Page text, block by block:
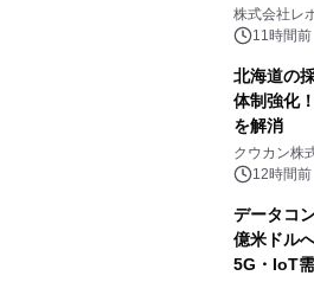
センター
速
株式会社レ
11時間前
北海道の
体制強化
を解消
クウカン株
12時間前
データコ
億米ドル
5G・IoT